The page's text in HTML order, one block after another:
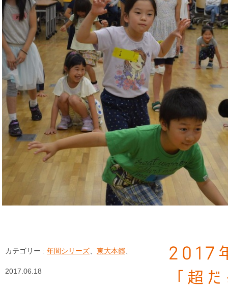
2017
「超
カテゴリー : 年間シリーズ 東大本郷
2017.06.18